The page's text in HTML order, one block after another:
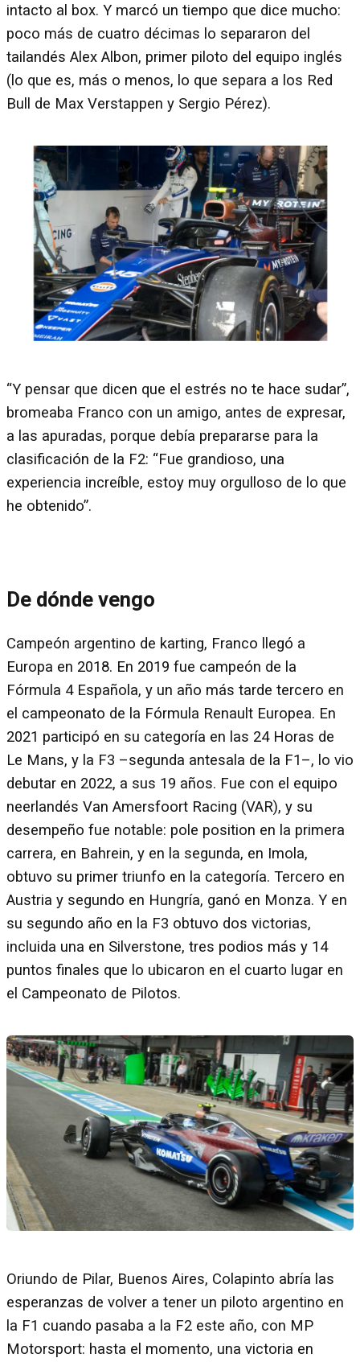
intacto al box. Y marcó un tiempo que dice mucho:
poco más de cuatro décimas lo separaron del
tailandés Alex Albon, primer piloto del equipo inglés
(lo que es, más o menos, lo que separa a los Red
Bull de Max Verstappen y Sergio Pérez).
“Y pensar que dicen que el estrés no te hace sudar”,
bromeaba Franco con un amigo, antes de expresar,
a las apuradas, porque debía prepararse para la
clasificación de la F2: “Fue grandioso, una
experiencia increíble, estoy muy orgulloso de lo que
he obtenido”.
De dónde vengo
Campeón argentino de karting, Franco llegó a
Europa en 2018. En 2019 fue campeón de la
Fórmula 4 Española, y un año más tarde tercero en
el campeonato de la Fórmula Renault Europea. En
2021 participó en su categoría en las 24 Horas de
Le Mans, y la F3 –segunda antesala de la F1–, lo vio
debutar en 2022, a sus 19 años. Fue con el equipo
neerlandés Van Amersfoort Racing (VAR), y su
desempeño fue notable: pole position en la primera
carrera, en Bahrein, y en la segunda, en Imola,
obtuvo su primer triunfo en la categoría. Tercero en
Austria y segundo en Hungría, ganó en Monza. Y en
su segundo año en la F3 obtuvo dos victorias,
incluida una en Silverstone, tres podios más y 14
puntos finales que lo ubicaron en el cuarto lugar en
el Campeonato de Pilotos.
Oriundo de Pilar, Buenos Aires, Colapinto abría las
esperanzas de volver a tener un piloto argentino en
la F1 cuando pasaba a la F2 este año, con MP
Motorsport: hasta el momento, una victoria en